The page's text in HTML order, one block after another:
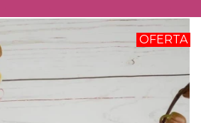
OFERTA